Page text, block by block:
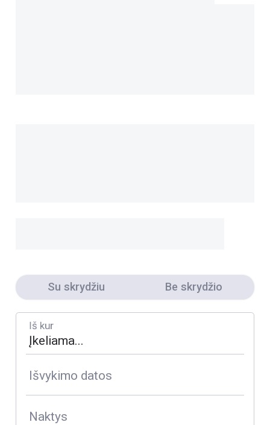
Su skrydžiu Be skrydžio
Iš kur
Išvykimo datos
Naktys